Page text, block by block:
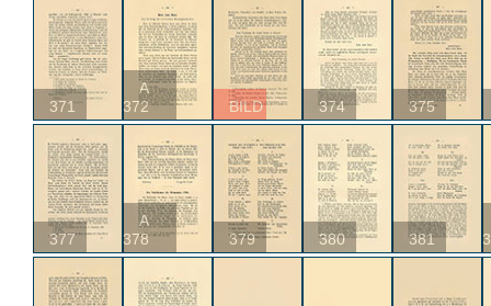
371
A
372
BILD 374 375
377
A
378
379 380 381